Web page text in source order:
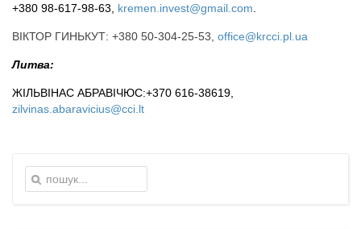
+380 98-617-98-63, kremen.invest@gmail.com
ВІКТОР ГИНЬКУТ: +380 50-304-25-53, office@krcci.pl.ua
Литва:
ЖІЛЬВІНАС АБРАВІЧЮС:+370 616-38619,
zilvinas.abaravicius@cci.lt